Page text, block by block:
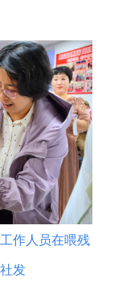
作人员在喂残
发